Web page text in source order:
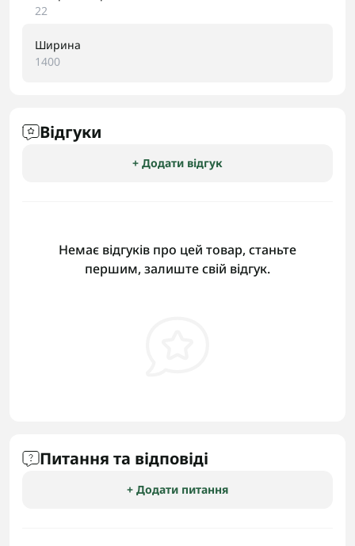
22
Ширина
1400
Відгуки
+ Додати відгук
Немає відгуків про цей товар, станьте
першим, залиште свій відгук.
Питання та відповіді
+ Додати питання